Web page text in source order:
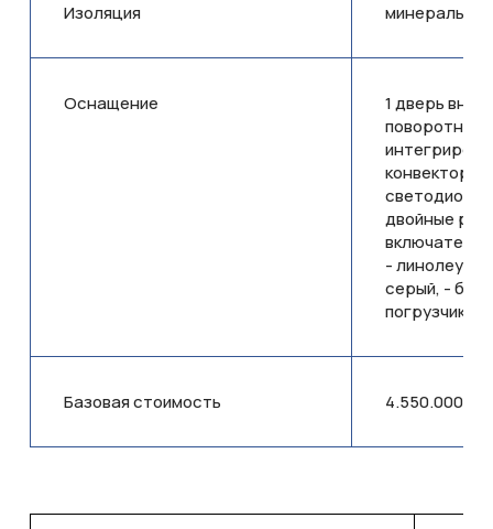
Изоляция
Оснащение
1 дверь
поворотно-
конвектор
двойные
включатели
- линолеум
серый, - без
погрузчик
Базовая стоимость 4.550.000,00